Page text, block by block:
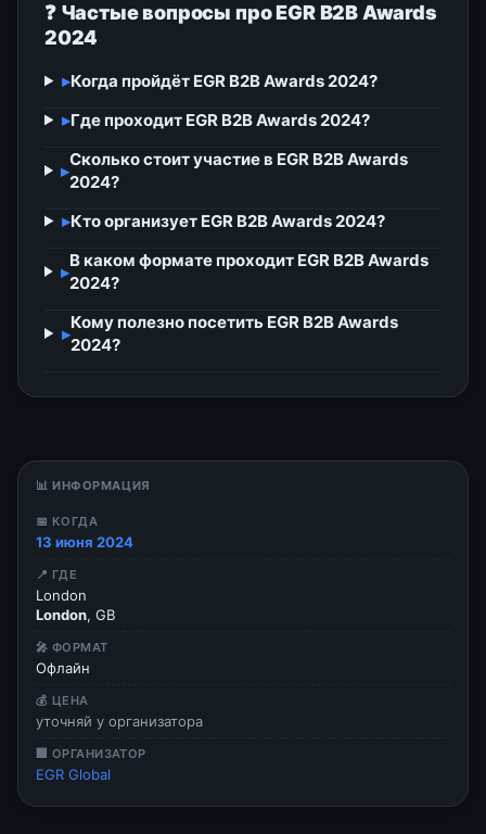
❓ Частые вопросы про EGR B2B Awards
2024
▸Когда пройдёт EGR B2B Awards 2024?
▸Где проходит EGR B2B Awards 2024?
▸
Сколько стоит участие в EGR B2B Awards
2024?
▸Кто организует EGR B2B Awards 2024?
▸
В каком формате проходит EGR B2B Awards
2024?
▸
Кому полезно посетить EGR B2B Awards
2024?
📊 ИНФОРМАЦИЯ
📅 КОГДА
13 июня 2024
📍 ГДЕ
London
London, GB
🎤 ФОРМАТ
Офлайн
💰 ЦЕНА
уточняй у организатора
🏢 ОРГАНИЗАТОР
EGR Global